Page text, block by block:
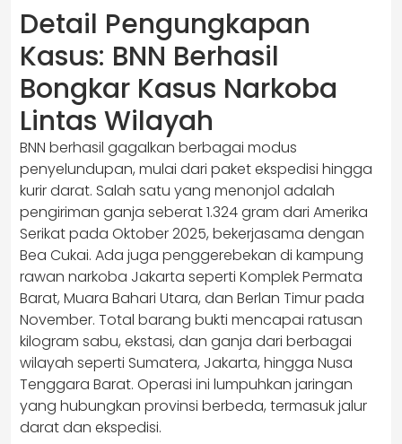
Detail Pengungkapan
Kasus: BNN Berhasil
Bongkar Kasus Narkoba
Lintas Wilayah
BNN berhasil gagalkan berbagai modus
penyelundupan, mulai dari paket ekspedisi hingga
kurir darat. Salah satu yang menonjol adalah
pengiriman ganja seberat 1.324 gram dari Amerika
Serikat pada Oktober 2025, bekerjasama dengan
Bea Cukai. Ada juga penggerebekan di kampung
rawan narkoba Jakarta seperti Komplek Permata
Barat, Muara Bahari Utara, dan Berlan Timur pada
November. Total barang bukti mencapai ratusan
kilogram sabu, ekstasi, dan ganja dari berbagai
wilayah seperti Sumatera, Jakarta, hingga Nusa
Tenggara Barat. Operasi ini lumpuhkan jaringan
yang hubungkan provinsi berbeda, termasuk jalur
darat dan ekspedisi.